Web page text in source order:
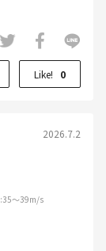
Like! 0
2026.7.2
:35～39m/s